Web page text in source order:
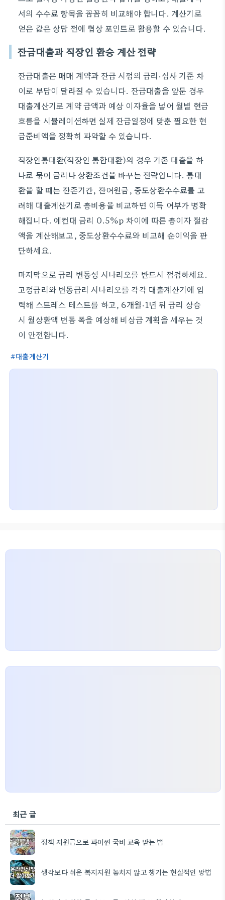
서의 수수료 항목을 꼼꼼히 비교해야 합니다. 계산기로
얻은 값은 상담 전에 협상 포인트로 활용할 수 있습니다.
잔금대출과 직장인 환승 계산 전략
잔금대출은 매매 계약과 잔금 시점의 금리·심사 기준 차
이로 부담이 달라질 수 있습니다. 잔금대출을 앞둔 경우
대출계산기로 계약 금액과 예상 이자율을 넣어 월별 현금
흐름을 시뮬레이션하면 실제 잔금일정에 맞춘 필요한 현
금준비액을 정확히 파악할 수 있습니다.
직장인통대환(직장인 통합대환)의 경우 기존 대출을 하
나로 묶어 금리나 상환조건을 바꾸는 전략입니다. 통대
환을 할 때는 잔존기간, 잔여원금, 중도상환수수료를 고
려해 대출계산기로 총비용을 비교하면 이득 여부가 명확
해집니다. 예컨대 금리 0.5%p 차이에 따른 총이자 절감
액을 계산해보고, 중도상환수수료와 비교해 순이익을 판
단하세요.
마지막으로 금리 변동성 시나리오를 반드시 점검하세요.
고정금리와 변동금리 시나리오를 각각 대출계산기에 입
력해 스트레스 테스트를 하고, 6개월·1년 뒤 금리 상승
시 월상환액 변동 폭을 예상해 비상금 계획을 세우는 것
이 안전합니다.
대출계산기
최근 글
정책 지원금으로 파이썬 국비 교육 받는 법
생각보다 쉬운 복지지원 놓치지 않고 챙기는 현실적인 방법